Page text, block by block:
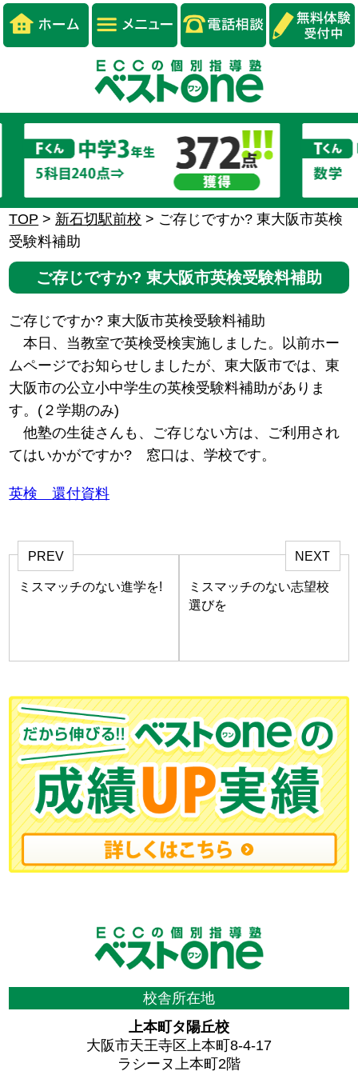
TOP > 新石切駅前校 > ご存じですか? 東大阪市英検
受験料補助
ご存じですか? 東大阪市英検受験料補助
ご存じですか? 東大阪市英検受験料補助
本日、当教室で英検受検実施しました。以前ホー
ムページでお知らせしましたが、東大阪市では、東
大阪市の公立小中学生の英検受験料補助がありま
す。(２学期のみ)
他塾の生徒さんも、ご存じない方は、ご利用され
てはいかがですか? 窓口は、学校です。
英検 還付資料
PREV
ミスマッチのない進学を!
NEXT
ミスマッチのない志望校
選びを
校舎所在地
上本町タ陽丘校
大阪市天王寺区上本町8-4-17
ラシーヌ上本町2階